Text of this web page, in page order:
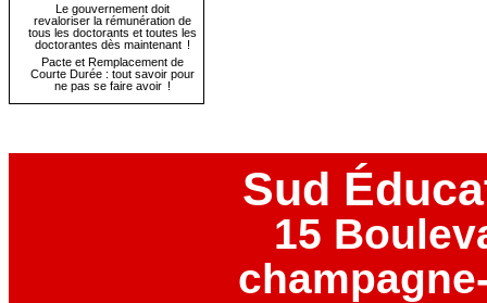
Le gouvernement doit
revaloriser la rémunération de
tous les doctorants et toutes les
doctorantes dès maintenant !
Pacte et Remplacement de
Courte Durée : tout savoir pour
ne pas se faire avoir !
Sud
15